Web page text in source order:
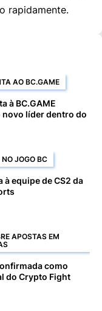
rapidamente.
AO BC.GAME
à BC.GAME
novo líder dentro do
JOGO BC
à equipe de CS2 da
APOSTAS EM
como
do Crypto Fight